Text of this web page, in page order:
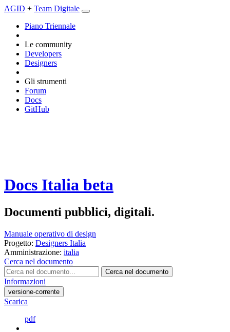
AGID + Team Digitale
Piano Triennale
Le community
Developers
Designers
Gli strumenti
Forum
Docs
GitHub
Docs Italia beta
Documenti pubblici, digitali.
Manuale operativo di design
Progetto: Designers Italia
Amministrazione: italia
Cerca nel documento
Cerca nel documento
Informazioni
versione-corrente
Scarica
pdf